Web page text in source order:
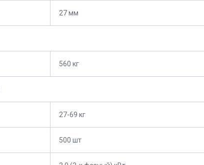
27 мм
560 кг
27-69 кг
500 шт